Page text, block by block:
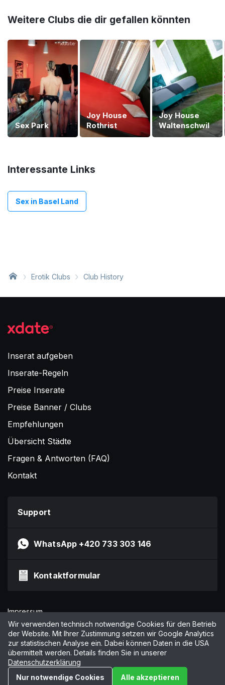
Weitere Clubs die dir gefallen könnten
Sex Park
Joy House
Rothrist
Joy House
Waltenschwil
Interessante Links
Sex in Basel Land
Erotik Clubs Club History
Inserat aufgeben
Inserate-Regeln
Preise Inserate
Preise Banner / Clubs
Empfehlungen
Übersicht Städte
Fragen & Antworten (FAQ)
Kontakt
Support
WhatsApp +420 733 303 146
Kontaktformular
Impressum
Datenschutzerklärung
AGB
Cookies verwalten
© 2026 by Online Marketing Solutions AG
Wir verwenden technisch notwendige Cookies für den Betrieb
der Website. Mit Ihrer Zustimmung setzen wir Google Analytics
zur statistischen Analyse ein. Dabei können Daten in die USA
übermittelt werden. Details finden Sie in unserer
Datenschutzerklärung
Nur notwendige Cookies
Alle akzeptieren